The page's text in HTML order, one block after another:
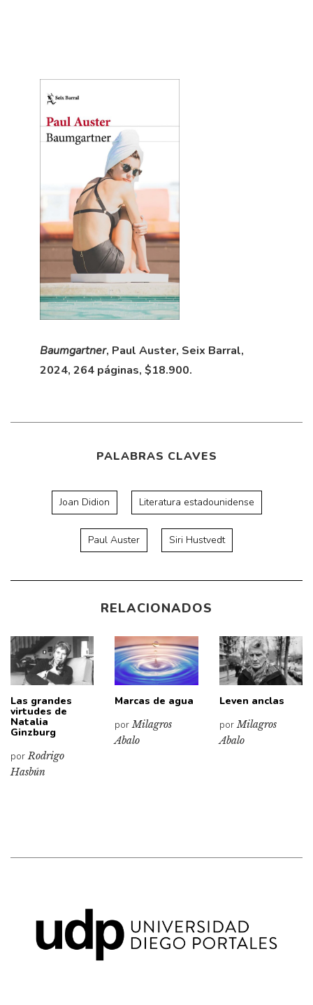
Baumgartner, Paul Auster, Seix Barral,
2024, 264 páginas, $18.900.
PALABRAS CLAVES
Joan Didion Literatura estadounidense
Paul Auster Siri Hustvedt
RELACIONADOS
Las grandes
virtudes de
Natalia
Ginzburg
porRodrigo
Hasbún
Marcas de agua
porMilagros
Abalo
Leven anclas
porMilagros
Abalo